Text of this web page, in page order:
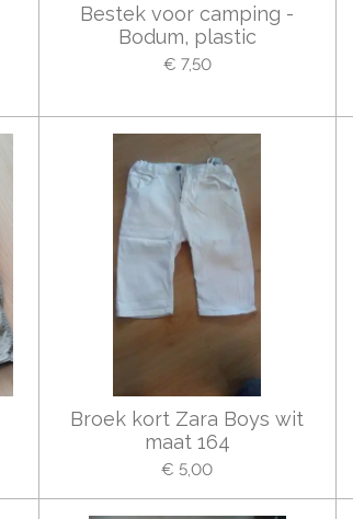
Bestek voor camping -
Bodum, plastic
€ 7,50
Broek kort Zara Boys wit
maat 164
€ 5,00